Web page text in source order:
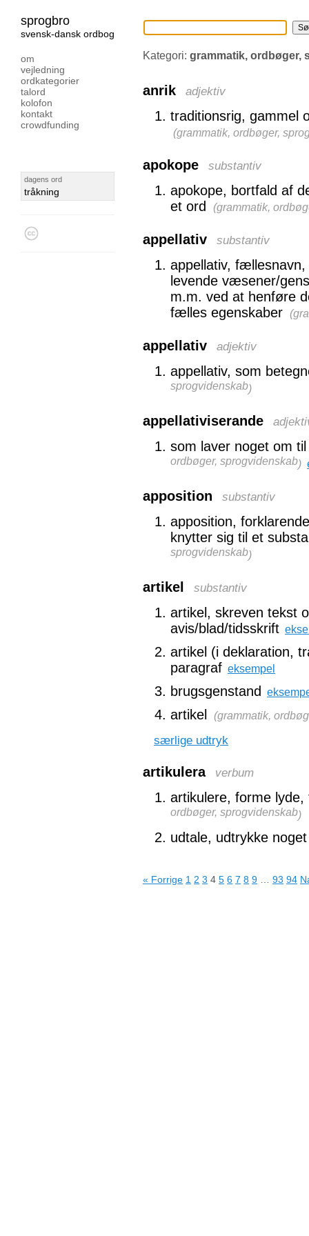
sprogbro
svensk-dansk ordbog
om
vejledning
ordkategorier
talord
kolofon
kontakt
crowdfunding
dagens ord
tråkning
Kategori: grammatik, ordbøger,
anrik adjektiv
traditionsrig, gammel
(grammatik, ordbøger,
apokope substantiv
apokope, bortfald af
et ord
(grammatik,
appellativ substantiv
appellativ,
levende væsener/
m.m. ved at henføre
fælles egenskaber (
appellativ adjektiv
appellativ, som
sprogvidenskab)
appellativiserande
som laver noget om
ordbøger, sprogvidenskab)
apposition substantiv
apposition,
knytter sig til et
sprogvidenskab)
artikel substantiv
artikel, skreven tekst
avis/blad/tidsskrift
artikel (i deklaration,
paragraf eksempel
brugsgenstand
artikel (grammatik,
særlige udtryk
artikulera verbum
artikulere, forme lyde,
ordbøger, sprogvidenskab)
udtale, udtrykke
« Forrige 1 2 3 4 5 6 7 8 9 93 94